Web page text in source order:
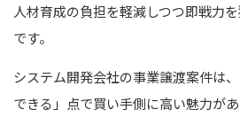
人材育成の負担を軽減しつつ即戦力
です。
システム開発会社の事業譲渡案件は
できる」点で買い手側に高い魅力があ